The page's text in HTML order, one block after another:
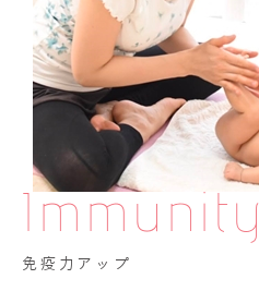
Immunity
免疫力アップ